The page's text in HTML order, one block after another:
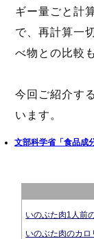
ギー量ごと計
で、再計算一
べ物との比較
今回ご紹介す
います。
文部科学省「食品成
いのぶた肉1人前
いのぶた肉のカ